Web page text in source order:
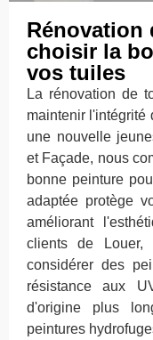
Rénovation
choisir la
vos tuiles
La rénovation de
maintenir l'intégrité
une nouvelle
et Façade, nous
bonne peinture
adaptée protège
améliorant
clients de Louer,
considérer des
résistance aux
d'origine plus
peintures